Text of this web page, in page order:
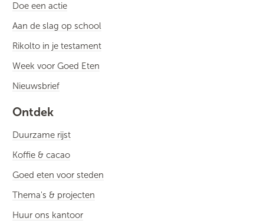
Doe een actie
Aan de slag op school
Rikolto in je testament
Week voor Goed Eten
Nieuwsbrief
Ontdek
Duurzame rijst
Koffie & cacao
Goed eten voor steden
Thema's & projecten
Huur ons kantoor